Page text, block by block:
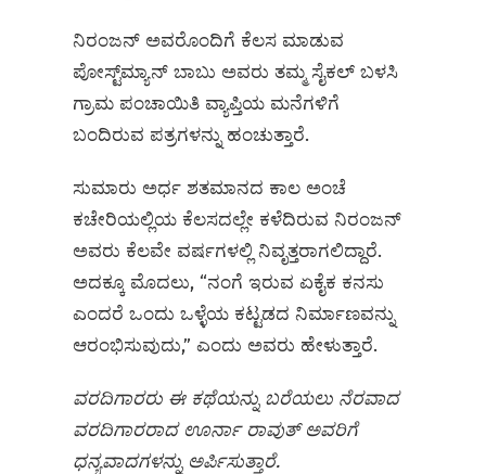
ನಿರಂಜನ್ ಅವರೊಂದಿಗೆ ಕೆಲಸ ಮಾಡುವ
ಪೋಸ್ಟ್‌ಮ್ಯಾನ್ ಬಾಬು ಅವರು ತಮ್ಮ ಸೈಕಲ್ ಬಳಸಿ
ಗ್ರಾಮ ಪಂಚಾಯಿತಿ ವ್ಯಾಪ್ತಿಯ ಮನೆಗಳಿಗೆ
ಬಂದಿರುವ ಪತ್ರಗಳನ್ನು ಹಂಚುತ್ತಾರೆ.
ಸುಮಾರು ಅರ್ಧ ಶತಮಾನದ ಕಾಲ ಅಂಚೆ
ಕಚೇರಿಯಲ್ಲಿಯ ಕೆಲಸದಲ್ಲೇ ಕಳೆದಿರುವ ನಿರಂಜನ್
ಅವರು ಕೆಲವೇ ವರ್ಷಗಳಲ್ಲಿ ನಿವೃತ್ತರಾಗಲಿದ್ದಾರೆ.
ಅದಕ್ಕೂ ಮೊದಲು, “ನಂಗೆ ಇರುವ ಏಕೈಕ ಕನಸು
ಎಂದರೆ ಒಂದು ಒಳ್ಳೆಯ ಕಟ್ಟಡದ ನಿರ್ಮಾಣವನ್ನು
ಆರಂಭಿಸುವುದು,” ಎಂದು ಅವರು ಹೇಳುತ್ತಾರೆ.
ವರದಿಗಾರರು ಈ ಕಥೆಯನ್ನು ಬರೆಯಲು ನೆರವಾದ
ವರದಿಗಾರರಾದ ಊರ್ನಾ ರಾವುತ್ ಅವರಿಗೆ
ಧನ್ಯವಾದಗಳನ್ನು ಅರ್ಪಿಸುತ್ತಾರೆ.